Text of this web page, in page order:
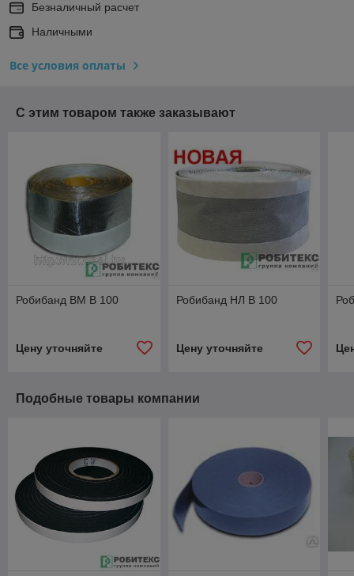
Безналичный расчет
Наличными
Все условия оплаты
С этим товаром также заказывают
Робибанд ВМ В 100
Цену уточняйте
Робибанд НЛ В 100
Цену уточняйте
Подобные товары компании